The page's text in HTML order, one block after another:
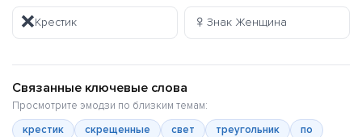
❌Крестик ♀️ Знак Женщина
Связанные ключевые слова
Просмотрите эмодзи по близким темам:
крестик
скрещенные свет треугольник
по